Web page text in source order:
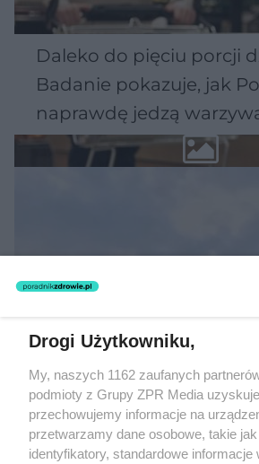
Daleko do pięciu porcji
Badanie pokazuje, jak
naprawdę jedzą
Beninca. Najszybsza,
Drogi Użytkowniku,
My, naszych 1162 zaufanych
podmioty z Grupy ZPR Media
przechowujemy informacje na
przetwarzamy dane osobowe, takie
identyfikatory, standardowe informacje